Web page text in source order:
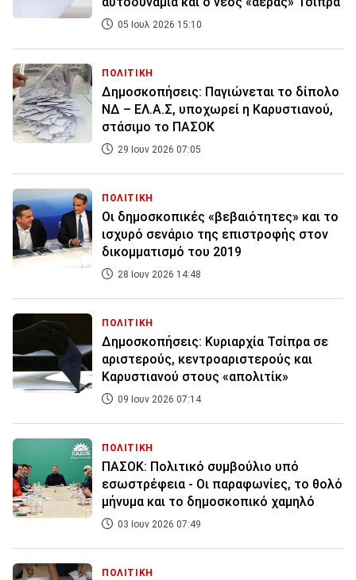
05 Ιουλ 2026 15:10
ΠΟΛΙΤΙΚΗ
Δημοσκοπήσεις: Παγιώνεται το δίπολο
ΝΔ – ΕΛ.Α.Σ, υποχωρεί η Καρυστιανού,
στάσιμο το ΠΑΣΟΚ
29 Ιουν 2026 07:05
ΠΟΛΙΤΙΚΗ
Οι δημοσκοπικές «βεβαιότητες» και το
ισχυρό σενάριο της επιστροφής στον
δικομματισμό του 2019
28 Ιουν 2026 14:48
ΠΟΛΙΤΙΚΗ
Δημοσκοπήσεις: Κυριαρχία Τσίπρα σε
αριστερούς, κεντροαριστερούς και
Καρυστιανού στους «απολιτίκ»
09 Ιουν 2026 07:14
ΠΟΛΙΤΙΚΗ
ΠΑΣΟΚ: Πολιτικό συμβούλιο υπό
εσωστρέφεια - Οι παραφωνίες, το θολό
μήνυμα και το δημοσκοπικό χαμηλό
03 Ιουν 2026 07:49
ΠΟΛΙΤΙΚΗ